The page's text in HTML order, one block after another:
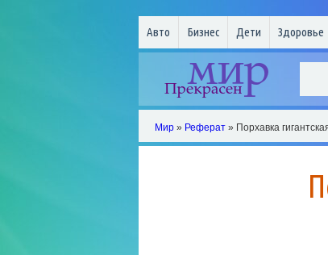
Авто Бизнес Дети Здоровье
Мир » Реферат » Порхавка